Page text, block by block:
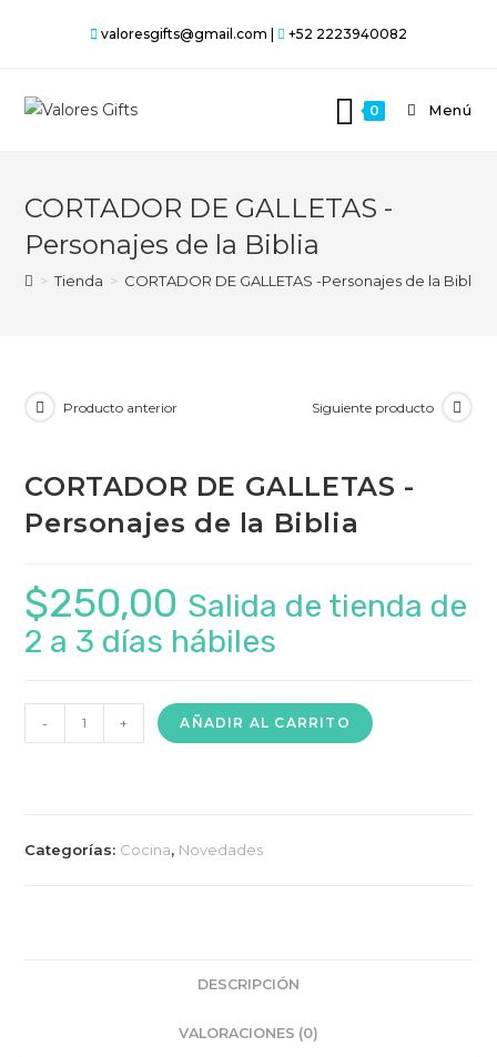
valoresgifts@gmail.com | +52 2223940082
0 Menú
CORTADOR DE GALLETAS -
Personajes de la Biblia
> Tienda > CORTADOR DE GALLETAS -Personajes de la Biblia
Producto anterior Siguiente producto
CORTADOR DE GALLETAS -
Personajes de la Biblia
$250,00 Salida de tienda de
2 a 3 días hábiles
-
CORTADOR
DE
de
+ AÑADIR AL CARRITO
Categorías: Cocina, Novedades
DESCRIPCIÓN
VALORACIONES (0)